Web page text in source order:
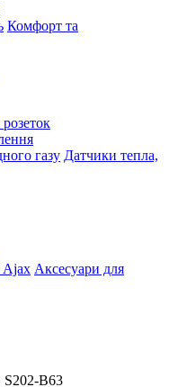
Комфорт та
Датчики тепла,
Аксесуари для
B63